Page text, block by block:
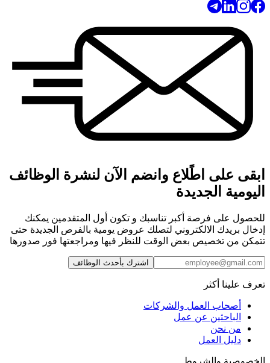
ابقى على اطًلاع وانضم الآن لنشرة الوظائف
اليومية الجديدة
للحصول على فرصة أكبر تناسبك و تكون أول المتقدمين يمكنك
إدخال بريدك الالكتروني لتصلك عروض يومية بالفرص الجديدة حتى
تتمكن من تخصيص بعض الوقت للنظر فيها ومراجعتها فور صدورها
اشترك بأحدث الوظائف
تعرف علينا أكثر
أصحاب العمل والشركات
الباحثين عن عمل
من نحن
دليل العمل
الخصوصية والشروط